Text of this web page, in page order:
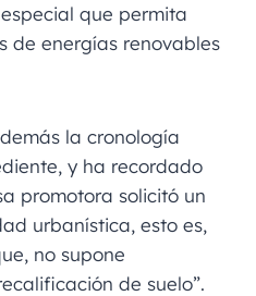
que permita
de energías renovables
la cronología
y ha recordado
promotora solicitó un
urbanística, esto es,
no supone
de suelo”.